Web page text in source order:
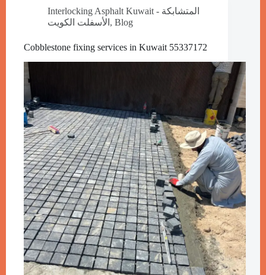
Interlocking Asphalt Kuwait - المتشابكة
الأسفلت الكويت , Blog
Cobblestone fixing services in Kuwait 55337172